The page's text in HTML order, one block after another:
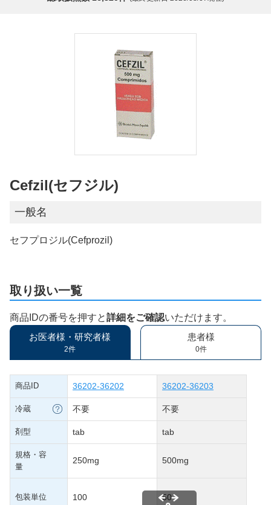
Cefzil(セフジル)
一般名
セフプロジル(Cefprozil)
取り扱い一覧
商品IDの番号を押すと詳細をご確認いただけます。
お医者様・研究者様
2件
患者様
0件
商品ID 36202-36202 36202-36203
冷蔵 不要 不要
剤型 tab tab
規格・容
量
250mg 500mg
包装単位 100 50